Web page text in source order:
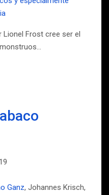
Lionel Frost cree ser el
Ganz, Johannes Krisch,